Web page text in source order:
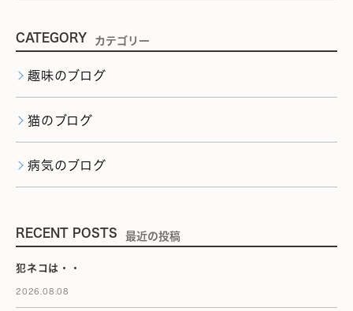
CATEGORY カテゴリー
趣味のブログ
猫のブログ
病気のブログ
RECENT POSTS 最近の投稿
犯ネコは・・
2026.08.08